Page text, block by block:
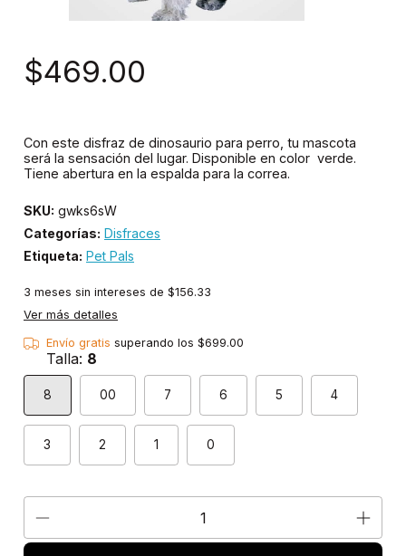
$469.00
Con este disfraz de dinosaurio para perro, tu mascota
será la sensación del lugar. Disponible en color verde.
Tiene abertura en la espalda para la correa.
SKU: gwks6sW
Categorías: Disfraces
Etiqueta: Pet Pals
3 meses sin intereses de $156.33
Ver más detalles
Envío gratis superando los$699.00
Talla: 8
8 00 7 6 5 4
3 2 1 0